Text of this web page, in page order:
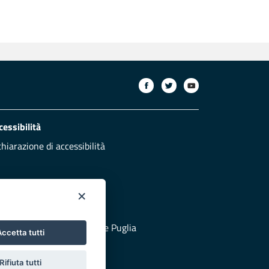
di accessibilità
al sito di Protezione Civile Puglia
×
tutti
Rifiuta tutti